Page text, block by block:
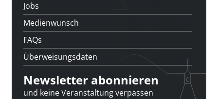
Jobs
Medienwunsch
FAQs
Überweisungsdaten
Newsletter abonnieren
und keine Veranstaltung verpassen